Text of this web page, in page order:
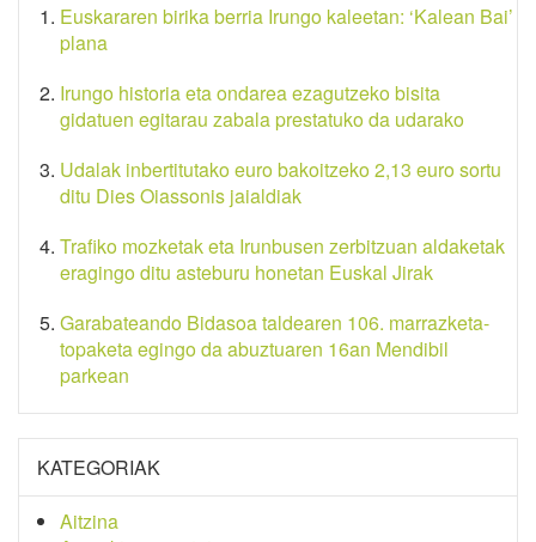
Euskararen birika berria Irungo kaleetan: ‘Kalean Bai’
plana
Irungo historia eta ondarea ezagutzeko bisita
gidatuen egitarau zabala prestatuko da udarako
Udalak inbertitutako euro bakoitzeko 2,13 euro sortu
ditu Dies Oiassonis jaialdiak
Trafiko mozketak eta Irunbusen zerbitzuan aldaketak
eragingo ditu asteburu honetan Euskal Jirak
Garabateando Bidasoa taldearen 106. marrazketa-
topaketa egingo da abuztuaren 16an Mendibil
parkean
KATEGORIAK
Aitzina